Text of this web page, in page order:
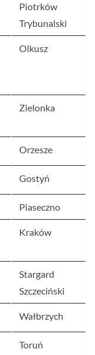
Piotrków
Trybunalski
Olkusz
Zielonka
Orzesze
Gostyń
Piaseczno
Kraków
Stargard
Szczeciński
Wałbrzych
Toruń